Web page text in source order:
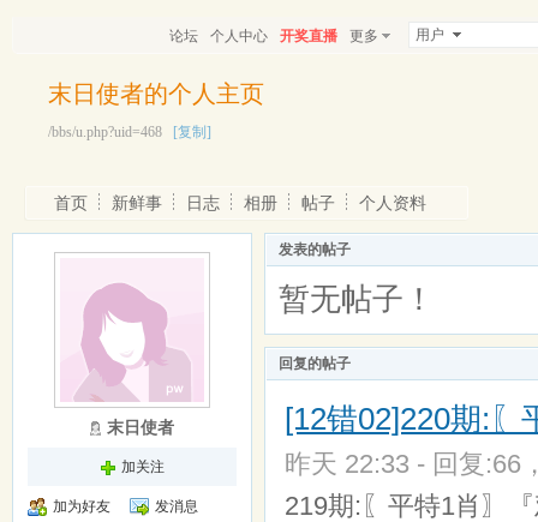
论坛 个人中心 开奖直播 更多 用户
末日使者的个人主页
/bbs/u.php?uid=468 [复制]
首页 新鲜事 日志 相册 帖子 个人资料
末日使者
加关注
加为好友
发消息
发表的帖子
暂无帖子！
回复的帖子
[12错02]220期:〖
昨天 22:33 - 回复:66
219期:〖平特1肖〗